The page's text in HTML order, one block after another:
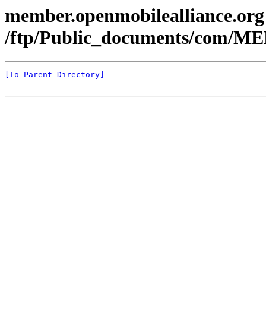
/ftp/Public_documents/com/
[To Parent Directory]